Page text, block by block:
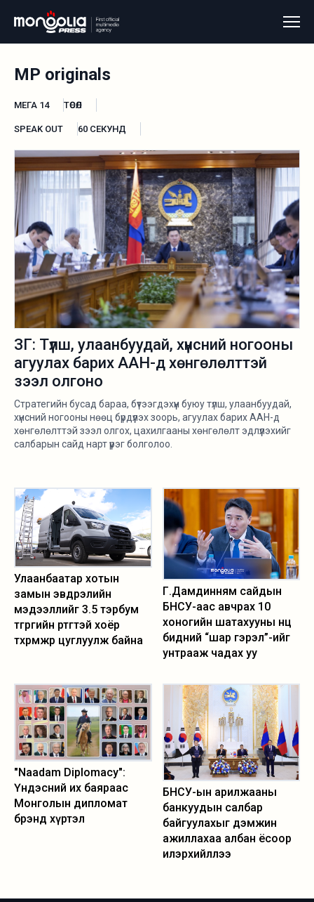
MP originals
МЕГА 14 ТӨСӨЛ
SPEAK OUT 60 СЕКУНД
ЗГ: Түлш, улаанбуудай, хүнсний ногооны
агуулах барих ААН-д хөнгөлөлттэй
зээл олгоно
Стратегийн бусад бараа, бүтээгдэхүүн буюу түлш, улаанбуудай,
хүнсний ногооны нөөц бүрдүүлэх зоорь, агуулах барих ААН-д
хөнгөлөлттэй зээл олгох, цахилгааны хөнгөлөлт эдлүүлэхийг
салбарын сайд нарт үүрэг болголоо.
Улаанбаатар хотын
замын эвдрэлийн
мэдээллийг 3.5 тэрбум
төгрөгийн өртөгтэй хоёр
төхөөрөмжөөр цуглуулж байна
Г.Дамдинням сайдын
БНСУ-аас авчрах 10
хоногийн шатахууны нөөц
бидний “шар гэрэл”-ийг
унтрааж чадах уу
"Naadam Diplomacy":
Үндэсний их баяраас
Монголын дипломат
брэнд хүртэл
БНСУ-ын арилжааны
банкуудын салбар
байгуулахыг дэмжин
ажиллахаа албан ёсоор
илэрхийллээ